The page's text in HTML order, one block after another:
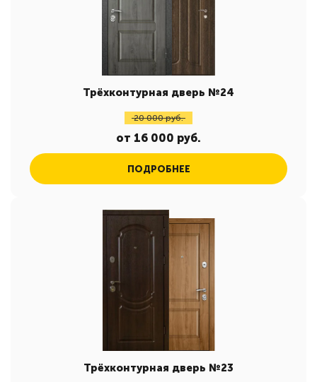
Трёхконтурная дверь №24
20 000 руб.
от 16 000 руб.
ПОДРОБНЕЕ
Трёхконтурная дверь №23